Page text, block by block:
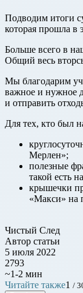
Подводим итоги
которая прошла в
Больше всего в
Общий весь
Мы благодарим
важное и нужное
и отправить
Для тех, кто был
Мерлен»;
полезные
такой есть
крышечки
«Макси» на
Чистый След
Автор статьи
5 июля 2022
2793
~1-2 мин
Читайте также1 /